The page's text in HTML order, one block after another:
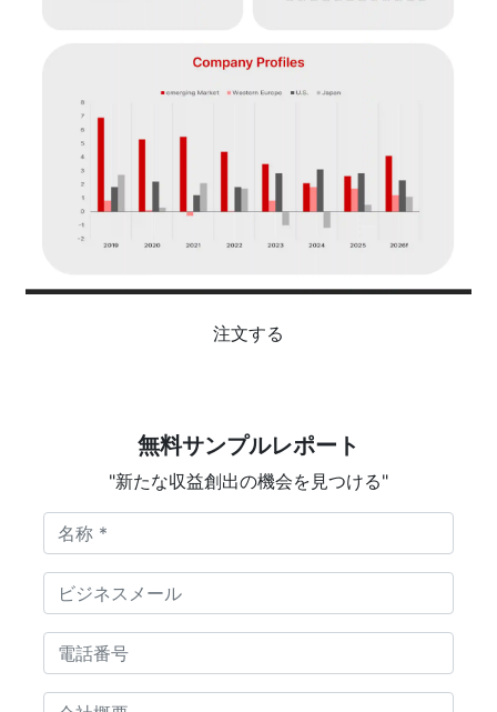
注文する
無料サンプルレポート
"新たな収益創出の機会を見つける"